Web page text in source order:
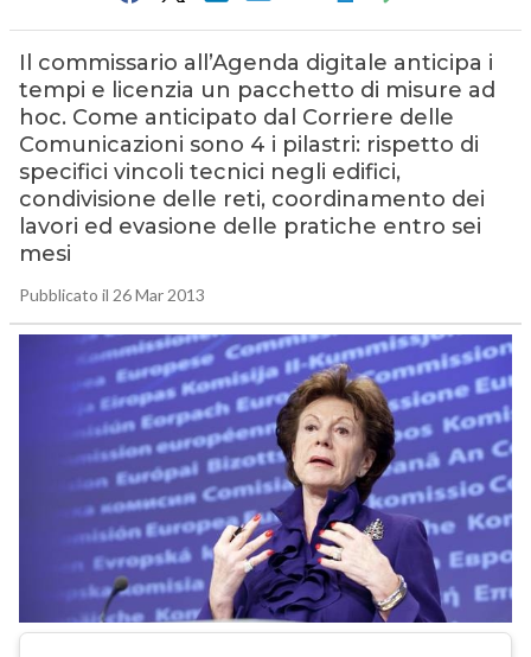
Il commissario all’Agenda digitale anticipa i
tempi e licenzia un pacchetto di misure ad
hoc. Come anticipato dal Corriere delle
Comunicazioni sono 4 i pilastri: rispetto di
specifici vincoli tecnici negli edifici,
condivisione delle reti, coordinamento dei
lavori ed evasione delle pratiche entro sei
mesi
Pubblicato il 26 Mar 2013